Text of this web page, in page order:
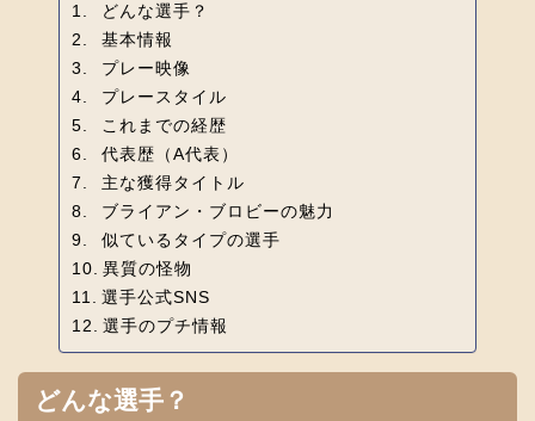
どんな選手？
基本情報
プレー映像
プレースタイル
これまでの経歴
代表歴（A代表）
主な獲得タイトル
ブライアン・ブロビーの魅力
似ているタイプの選手
異質の怪物
選手公式SNS
選手のプチ情報
どんな選手？